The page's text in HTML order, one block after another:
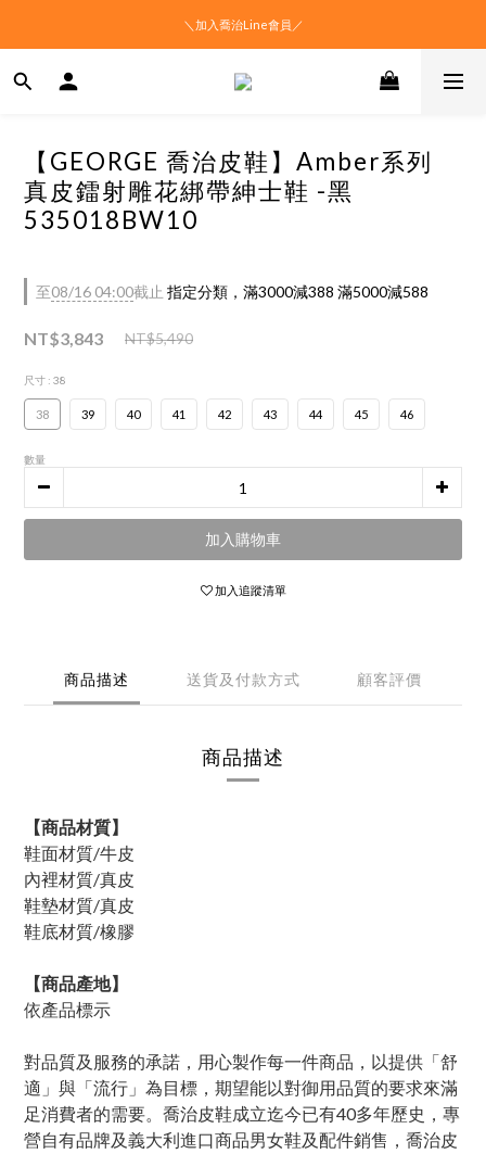
＼加入喬治Line會員／
【GEORGE 喬治皮鞋】Amber系列
真皮鐳射雕花綁帶紳士鞋 -黑
535018BW10
至08/16 04:00截止 指定分類，滿3000減388 滿5000減588
NT$3,843 NT$5,490
尺寸 : 38
38 39 40 41 42 43 44 45 46
數量
加入購物車
加入追蹤清單
商品描述 送貨及付款方式 顧客評價
商品描述
【商品材質】
鞋面材質/牛皮
內裡材質/真皮
鞋墊材質/真皮
鞋底材質/橡膠
【商品產地】
依產品標示
對品質及服務的承諾，用心製作每一件商品，以提供「舒
適」與「流行」為目標，期望能以對御用品質的要求來滿
足消費者的需要。喬治皮鞋成立迄今已有40多年歷史，專
營自有品牌及義大利進口商品男女鞋及配件銷售，喬治皮